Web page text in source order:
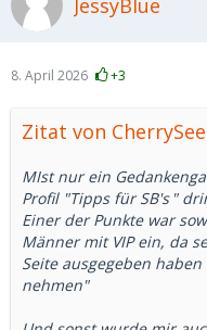
JessyBlue
8. April 2026 +3
Zitat von
MIst nur ein
Profil "Tipps für SB's "
Einer der Punkte war
Männer mit VIP ein, da
Seite ausgegeben
nehmen"